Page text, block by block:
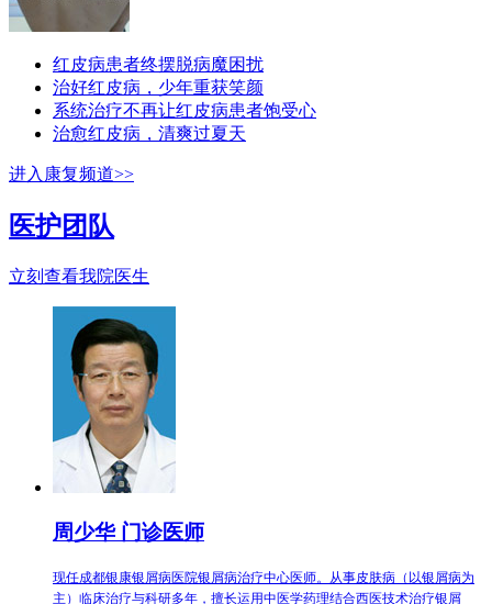
红皮病患者终摆脱病魔困扰
治好红皮病，少年重获笑颜
系统治疗不再让红皮病患者饱受心
治愈红皮病，清爽过夏天
进入康复频道>>
医护团队
立刻查看我院医生
周少华 门诊医师
现任成都银康银屑病医院银屑病治疗中心医师。从事皮肤病（以银屑病为
主）临床治疗与科研多年，擅长运用中医学药理结合西医技术治疗银屑